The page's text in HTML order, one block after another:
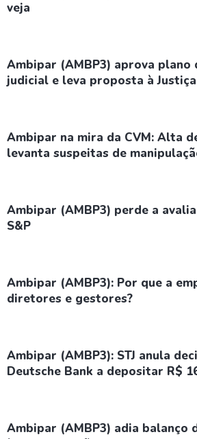
veja
Ambipar (AMBP3) aprova plano
judicial e leva proposta à Justiça
Ambipar na mira da CVM: Alta
levanta suspeitas de
Ambipar (AMBP3) perde a
S&P
Ambipar (AMBP3): Por que a
diretores e gestores?
Ambipar (AMBP3): STJ anula
Deutsche Bank a depositar R$
Ambipar (AMBP3) adia balanço